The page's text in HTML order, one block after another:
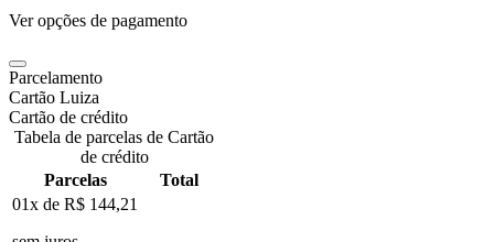
Ver opções de pagamento
Parcelamento
Cartão Luiza
Cartão de crédito
Tabela de parcelas de Cartão
de crédito
Parcelas
Total
01x de R$ 144,21